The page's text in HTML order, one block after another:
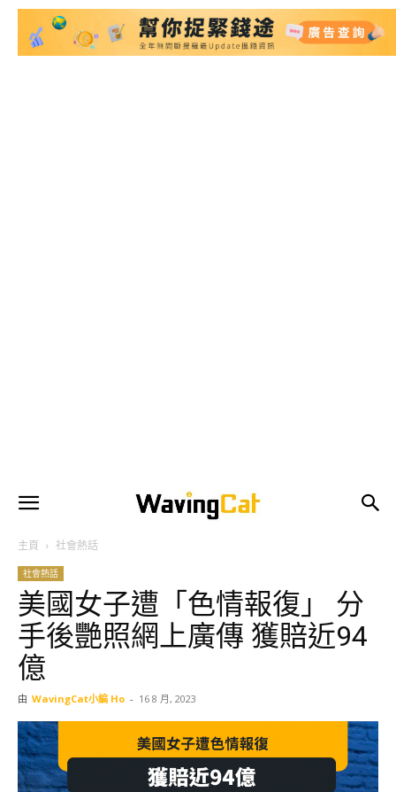
主頁 社會熱話
社會熱話
美國女子遭「色情報復」 分
手後艷照網上廣傳 獲賠近94
億
由 WavingCat小編 Ho - 16 8 月, 2023